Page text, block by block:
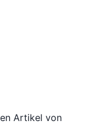
Artikel von